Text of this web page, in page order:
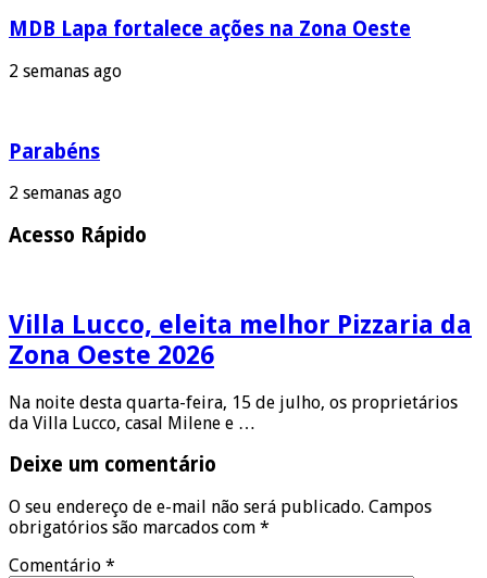
MDB Lapa fortalece ações na Zona Oeste
2 semanas ago
Parabéns
2 semanas ago
Acesso Rápido
Villa Lucco, eleita melhor Pizzaria da
Zona Oeste 2026
Na noite desta quarta-feira, 15 de julho, os proprietários
da Villa Lucco, casal Milene e …
Deixe um comentário
O seu endereço de e-mail não será publicado. Campos
obrigatórios são marcados com *
Comentário *